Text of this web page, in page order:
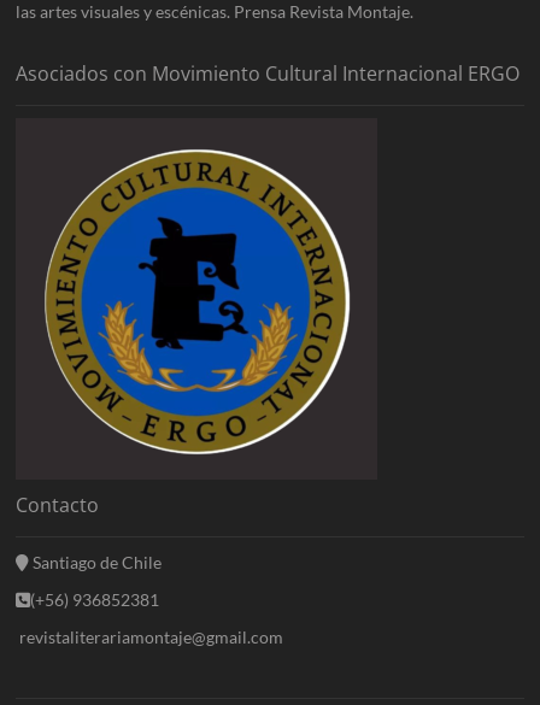
las artes visuales y escénicas. Prensa Revista Montaje.
Asociados con Movimiento Cultural Internacional ERGO
Contacto
Santiago de Chile
(+56) 936852381
revistaliterariamontaje@gmail.com